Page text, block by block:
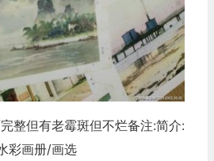
整但有老霉斑但不烂备注:简介:
彩画册/画选